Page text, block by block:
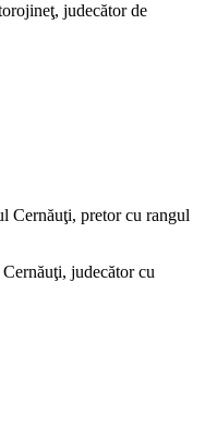
judecător de
Cernăuţi, pretor cu rangul
judecător cu